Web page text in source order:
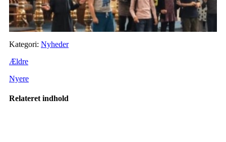
Kategori: Nyheder
Ældre
Nyere
Relateret indhold